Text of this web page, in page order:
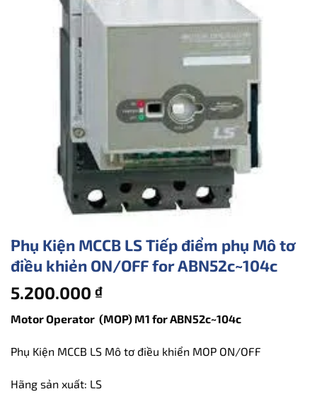
Phụ Kiện MCCB LS Tiếp điểm phụ Mô tơ
điều khiẻn ON/OFF for ABN52c~104c
5.200.000 ₫
Motor Operator (MOP) M1 for ABN52c~104c
Phụ Kiện MCCB LS Mô tơ điều khiển MOP ON/OFF
Hãng sản xuất: LS